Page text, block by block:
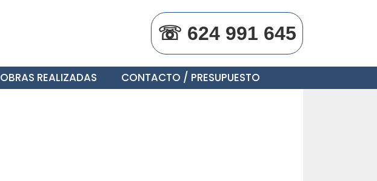
☏ 624 991 645
OBRAS REALIZADAS CONTACTO / PRESUPUESTO